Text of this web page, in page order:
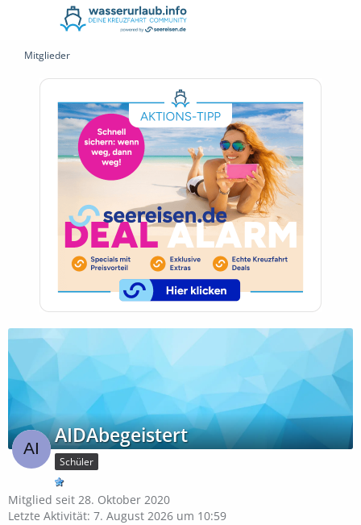
Mitglieder
AIDAbegeistert
Schüler
Mitglied seit 28. Oktober 2020
Letzte Aktivität: 7. August 2026 um 10:59